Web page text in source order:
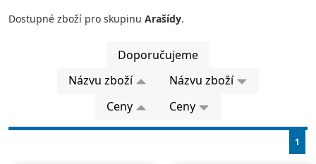
Dostupné zboží pro skupinu Arašídy.
Doporučujeme
Názvu zboží
Názvu zboží
Ceny
Ceny
1